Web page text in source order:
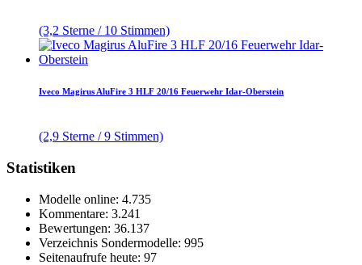
(3,2 Sterne / 10 Stimmen)
Iveco Magirus AluFire 3 HLF 20/16 Feuerwehr Idar-Oberstein
(2,9 Sterne / 9 Stimmen)
Statistiken
Modelle online: 4.735
Kommentare: 3.241
Bewertungen: 36.137
Verzeichnis Sondermodelle: 995
Seitenaufrufe heute: 97